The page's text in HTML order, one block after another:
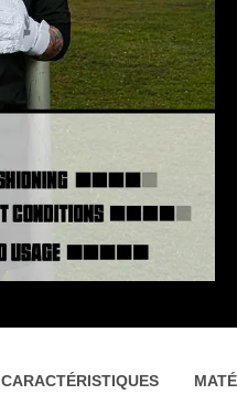
CARACTÉRISTIQUES